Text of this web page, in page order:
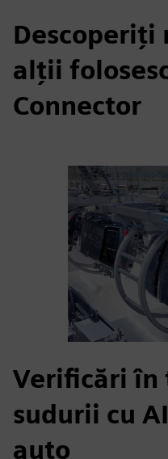
Descoperiți
alții
Connector
Verificări în
sudurii cu
auto